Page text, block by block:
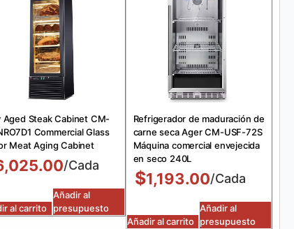
Aged Steak Cabinet CM-
Commercial Glass
Meat Aging Cabinet
/Cada
al carrito
Añadir al
presupuesto
Refrigerador de maduración de
carne seca Ager CM-USF-72S
Máquina comercial envejecida
en seco 240L
$1,193.00/Cada
Añadir al carrito
Añadir al
presupuesto